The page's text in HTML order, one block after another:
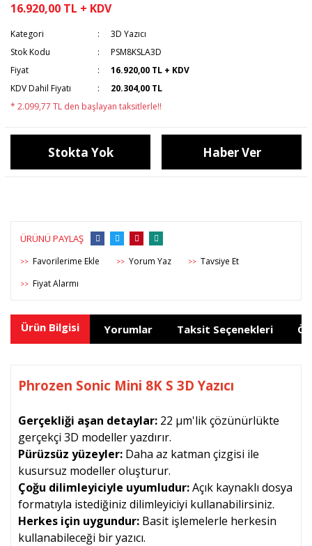
16.920,00 TL + KDV
Kategori
3D Yazıcı
Stok Kodu
PSM8KSLA3D
Fiyat
16.920,00 TL + KDV
KDV Dahil Fiyatı
20.304,00 TL
* 2.099,77 TL den başlayan taksitlerle!!
Stokta Yok Haber Ver
ÜRÜNÜ PAYLAŞ
>> >> Yorum Yaz >> Tavsiye Et
>> Fiyat Alarmı
Ürün Bilgisi Yorumlar Taksit Seçenekleri
Phrozen Sonic Mini 8K S 3D Yazıcı
Gerçekliği aşan detaylar: 22 µm'lik çözünürlükte
gerçekçi 3D modeller yazdırır.
Pürüzsüz yüzeyler: Daha az katman çizgisi ile
kusursuz modeller oluşturur.
Çoğu dilimleyiciyle uyumludur:Açık kaynaklı dosya
formatıyla istediğiniz dilimleyiciyi kullanabilirsiniz.
Herkes için uygundur: Basit işlemelerle herkesin
kullanabileceği bir yazıcı.